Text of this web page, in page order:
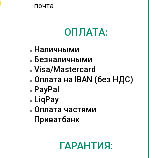
почта
ОПЛАТА:
Наличными
Безналичными
Visa/Mastercard
Оплата на IBAN (без НДС)
PayPal
LiqPay
Оплата частями
Приватбанк
ГАРАНТИЯ: